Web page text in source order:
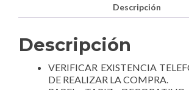
Descripción
Descripción
VERIFICAR EXISTENCIA
DE REALIZAR LA COMPRA.